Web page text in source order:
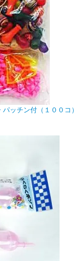
ッチン付（１００コ）